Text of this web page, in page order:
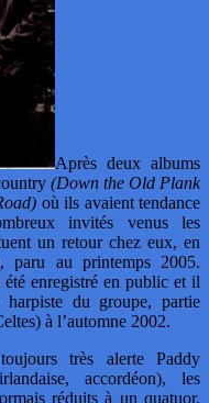
Après deux albums
(Down the Old Plank
où ils avaient tendance
invités venus les
un retour chez eux, en
au printemps 2005.
enregistré en public et il
du groupe, partie
à l’automne 2002.
très alerte Paddy
accordéon), les
réduits à un quatuor,